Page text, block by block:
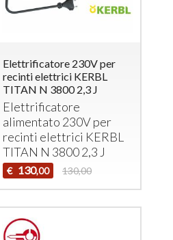
Elettrificatore 230V per
recinti elettrici KERBL
TITAN N 3800 2,3 J
Elettrificatore
alimentato 230V per
recinti elettrici KERBL
TITAN N 3800 2,3 J
€ 130,00 130,00